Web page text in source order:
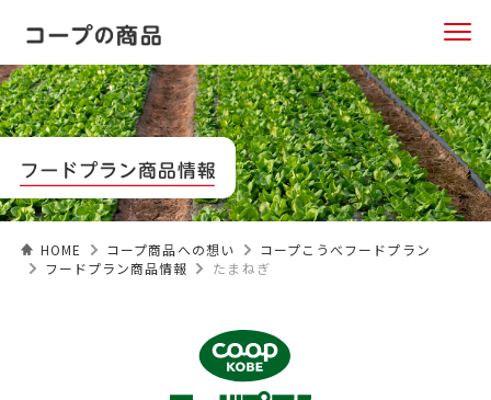
HOME コープ商品への想い
コープこうべフードプラン
フードプラン商品情報
たまねぎ